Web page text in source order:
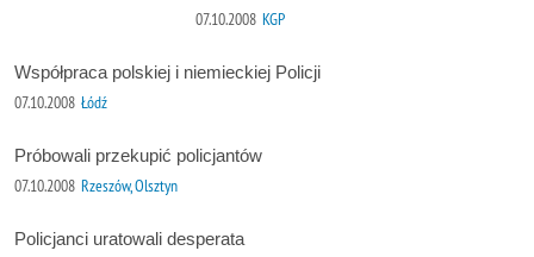
07.10.2008 KGP
Współpraca polskiej i niemieckiej Policji
07.10.2008 Łódź
Próbowali przekupić policjantów
07.10.2008 Rzeszów, Olsztyn
Policjanci uratowali desperata